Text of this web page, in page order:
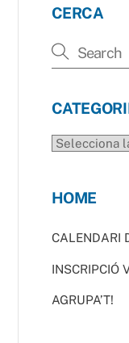
CERCA
CATEGORIES
HOME
CALENDARI
INSCRIPCIÓ
AGRUPA’T!